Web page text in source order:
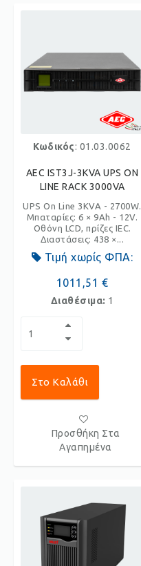
Κωδικός: 01.03.0062
AEC IST3J-3KVA UPS ON
LINE RACK 3000VA
UPS On Line 3KVA - 2700W.
Μπαταρίες: 6 × 9Ah - 12V.
Οθόνη LCD, πρίζες IEC.
Διαστάσεις: 438 ×...
Τιμή χωρίς ΦΠΑ:
1011,51 €
Διαθέσιμα: 1
Στο Καλάθι
Προσθήκη Στα
Αγαπημένα